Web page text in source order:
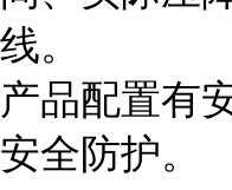
线。
产品配置有
安全防护。